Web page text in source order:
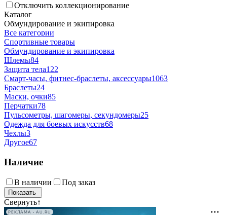
Отключить коллекционирование
Каталог
Обмундирование и экипировка
Все категории
Спортивные товары
Обмундирование и экипировка
Шлемы84
Защита тела122
Смарт-часы, фитнес-браслеты, аксессуары1063
Браслеты24
Маски, очки85
Перчатки78
Пульсометры, шагомеры, секундомеры25
Одежда для боевых искусств68
Чехлы3
Другое67
Наличие
В наличии Под заказ
Свернуть↑
РЕКЛАМА • AU.RU